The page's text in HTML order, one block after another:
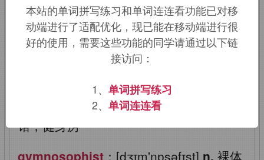
gymnastic：[dʒɪm'næstɪk]adj.体操
的，体育的
：[dʒɪm'neɪzɪəm]
馆，健身房
gymnosophist ：[dʒɪm'nɒsəfɪst] n. 裸体
本站的单词拼写练习和单词连连看功能已对移
动端进行了适配优化，现已能在移动端进行很
好的使用，需要这些功能的同学请通过以下链
接访问：
1、 单词拼写练习
2、 单词连连看